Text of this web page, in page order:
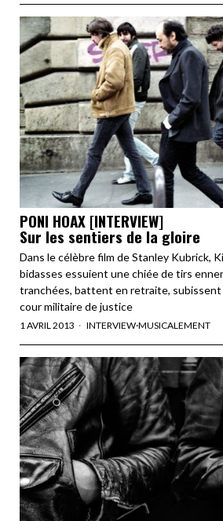
PONI HOAX [INTERVIEW]
Sur les sentiers de la gloire
Dans le célèbre film de Stanley Kubrick,
bidasses essuient une chiée de tirs
tranchées, battent en retraite, subissent
cour militaire de justice
1 AVRIL 2013 INTERVIEW·MUSICALEMENT